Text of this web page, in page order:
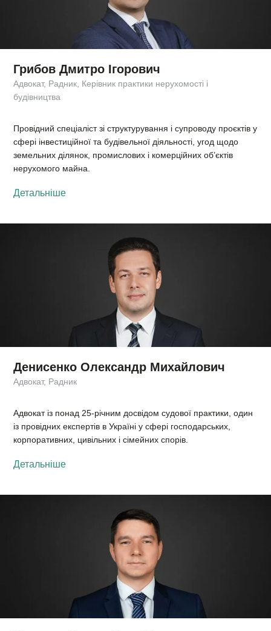
Грибов Дмитро Ігорович
Адвокат, Радник, Керівник практики нерухомості і
будівництва
Провідний спеціаліст зі структурування і супроводу проєктів у
сфері інвестиційної та будівельної діяльності, угод щодо
земельних ділянок, промислових і комерційних об’єктів
нерухомого майна.
Детальніше
Денисенко Олександр Михайлович
Адвокат, Радник
Адвокат із понад 25-річним досвідом судової практики, один
із провідних експертів в Україні у сфері господарських,
корпоративних, цивільних і сімейних спорів.
Детальніше